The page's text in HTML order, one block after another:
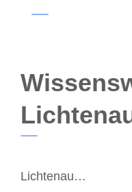
Lichtenau…